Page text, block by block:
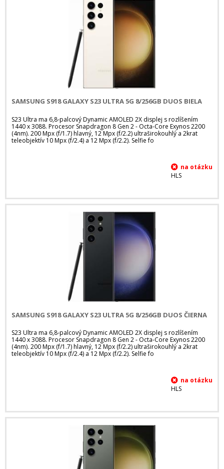
SAMSUNG S918 GALAXY S23 ULTRA 5G 8/256GB DUOS BIELA
S23 Ultra ma 6,8-palcový Dynamic AMOLED 2X displej s rozlíšením
1440 x 3088. Procesor Snapdragon 8 Gen 2 - Octa-Core Exynos 2200
(4nm). 200 Mpx (f/1.7) hlavný, 12 Mpx (f/2.2) ultraširokouhlý a 2krat
teleobjektív 10 Mpx (f/2.4) a 12 Mpx (f/2.2). Selfie fo
HLS
SAMSUNG S918 GALAXY S23 ULTRA 5G 8/256GB DUOS ČIERNA
S23 Ultra ma 6,8-palcový Dynamic AMOLED 2X displej s rozlíšením
1440 x 3088. Procesor Snapdragon 8 Gen 2 - Octa-Core Exynos 2200
(4nm). 200 Mpx (f/1.7) hlavný, 12 Mpx (f/2.2) ultraširokouhlý a 2krat
teleobjektív 10 Mpx (f/2.4) a 12 Mpx (f/2.2). Selfie fo
HLS